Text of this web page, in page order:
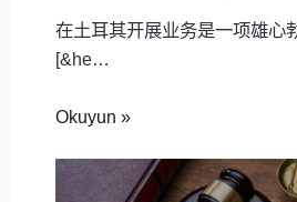
在土耳其开展业务是一项雄心
[&he…
Okuyun »